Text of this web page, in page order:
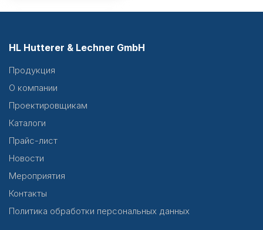
HL Hutterer & Lechner GmbH
Продукция
О компании
Проектировщикам
Каталоги
Прайс-лист
Новости
Мероприятия
Контакты
Политика обработки персональных данных